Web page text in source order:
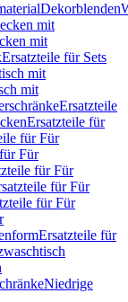
Dekorblenden
mit
mit
Ersatzteile für Sets
mit
mit
Ersatzteile
Ersatzteile für
für Für
Für
für Für
für Für
für Für
Ersatzteile für
Niedrige